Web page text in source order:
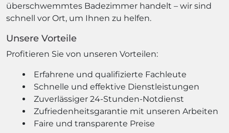
überschwemmtes Badezimmer handelt – wir sind
schnell vor Ort, um Ihnen zu helfen.
Unsere Vorteile
Profitieren Sie von unseren Vorteilen:
Erfahrene und qualifizierte Fachleute
Schnelle und effektive Dienstleistungen
Zuverlässiger 24-Stunden-Notdienst
Zufriedenheitsgarantie mit unseren Arbeiten
Faire und transparente Preise